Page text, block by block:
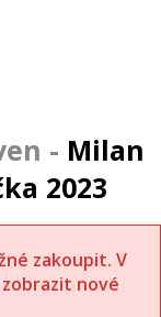
Milan
2023
zakoupit. V
nové